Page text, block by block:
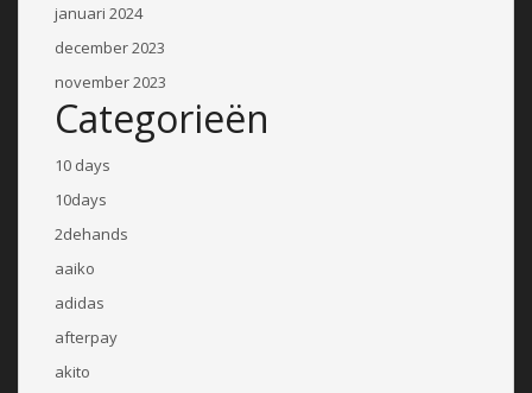
januari 2024
december 2023
november 2023
Categorieën
10 days
10days
2dehands
aaiko
adidas
afterpay
akito